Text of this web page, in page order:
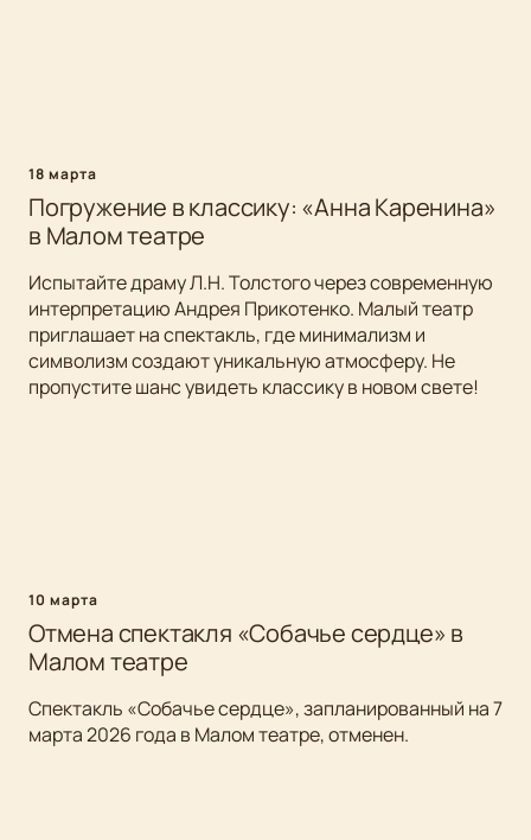
18 марта
Погружение в классику: «Анна Каренина»
в Малом театре
Испытайте драму Л.Н. Толстого через современную
интерпретацию Андрея Прикотенко. Малый театр
приглашает на спектакль, где минимализм и
символизм создают уникальную атмосферу. Не
пропустите шанс увидеть классику в новом свете!
10 марта
Отмена спектакля «Собачье сердце» в
Малом театре
Спектакль «Собачье сердце», запланированный на 7
марта 2026 года в Малом театре, отменен.